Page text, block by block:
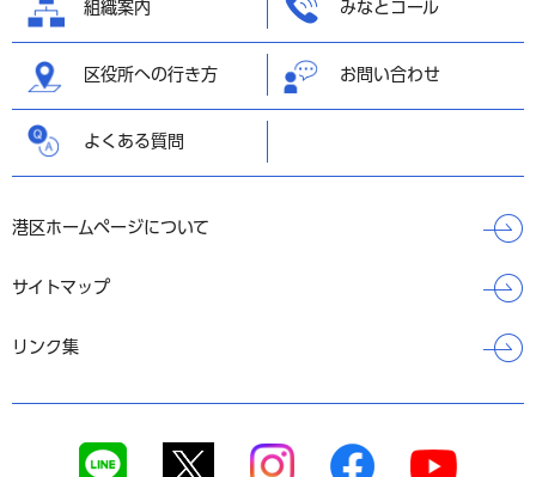
組織案内 みなとコール
区役所への行き方 お問い合わせ
よくある質問
港区ホームページについて
サイトマップ
リンク集